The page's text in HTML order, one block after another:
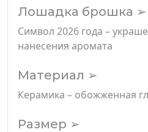
Лошадка брошка ➢
Символ 2026 года –
нанесения аромата
Материал ➢
Керамика – обожженная
Размер ➢